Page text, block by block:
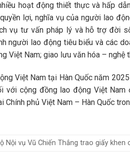
hoạt động thiết thực và hấp
lợi, nghĩa vụ của người lao
vụ tư vấn pháp lý và hỗ trợ đời
người lao động tiêu biểu và các
Việt Nam; giao lưu văn hóa – nghệ
Việt Nam tại Hàn Quốc năm
với cộng đồng lao động Việt
Chính phủ Việt Nam – Hàn Quốc
Nội vụ Vũ Chiến Thắng trao giấy